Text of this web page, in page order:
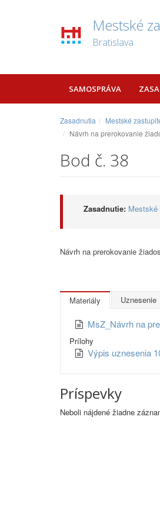
Mestské
Bratislava
SAMOSPRÁVA
Zasadnutia
Mestské
Návrh na prerokovanie
Bod č. 38
Zasadnutie: Mestské
Návrh na prerokovanie
Materiály Uznesenie
MsZ_Návrh na
Prílohy
Výpis uznesenia
Príspevky
Neboli nájdené žiadne